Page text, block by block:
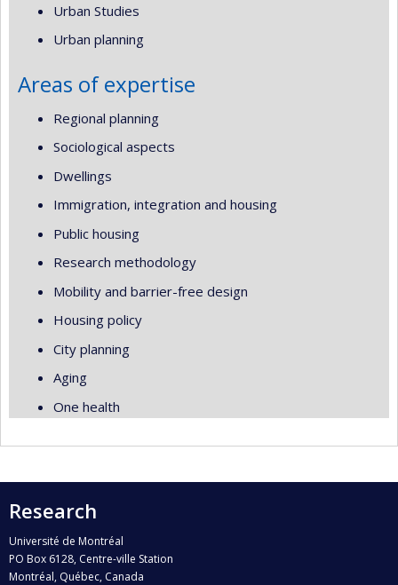
Urban Studies
Urban planning
Areas of expertise
Regional planning
Sociological aspects
Dwellings
Immigration, integration and housing
Public housing
Research methodology
Mobility and barrier-free design
Housing policy
City planning
Aging
One health
Research
Université de Montréal
PO Box 6128, Centre-ville Station
Montréal, Québec, Canada